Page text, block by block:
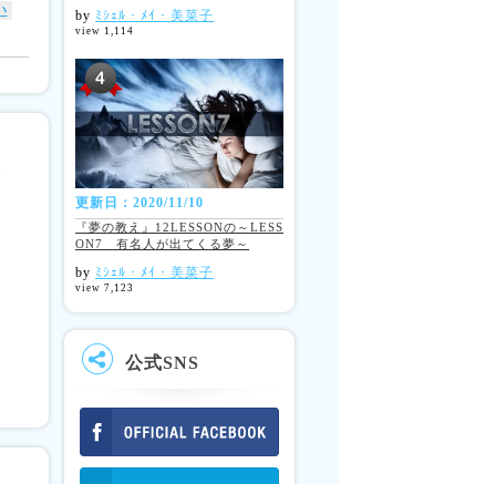
by ﾐｼｪﾙ・ﾒｲ・美菜子
view 1,114
更新日：2020/11/10
『夢の教え』12LESSONの～LESS
ON7 有名人が出てくる夢～
by ﾐｼｪﾙ・ﾒｲ・美菜子
view 7,123
公式SNS